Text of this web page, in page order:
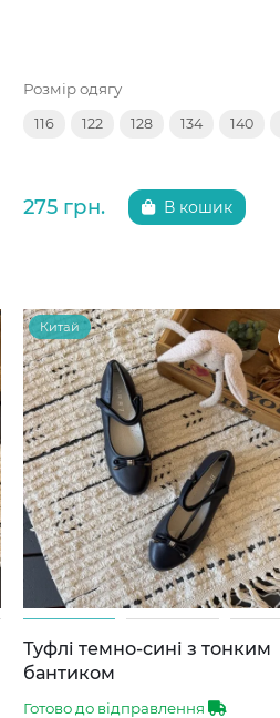
Розмір одягу
116 122 128 134 140
275 грн. В кошик
Китай
Туфлі темно-сині з тонким
бантиком
Готово до відправлення